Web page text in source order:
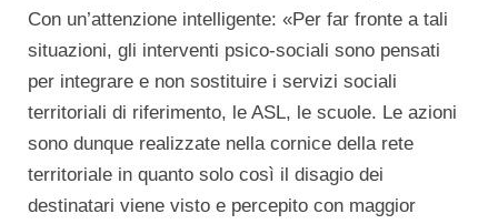
Con un’attenzione intelligente: «Per far fronte a tali
situazioni, gli interventi psico-sociali sono pensati
per integrare e non sostituire i servizi sociali
territoriali di riferimento, le ASL, le scuole. Le azioni
sono dunque realizzate nella cornice della rete
territoriale in quanto solo così il disagio dei
destinatari viene visto e percepito con maggior